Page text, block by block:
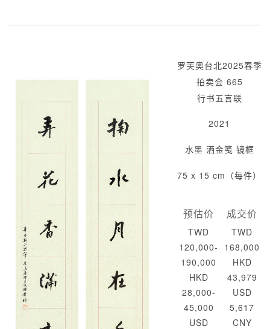
罗芙奥台北2025春季
拍卖会 665
行书五言联
2021
水墨 洒金笺 镜框
75 x 15 cm（每件）
预估价
TWD
120,000-
190,000
HKD
28,000-
45,000
USD
成交价
TWD
168,000
HKD
43,979
USD
5,617
CNY